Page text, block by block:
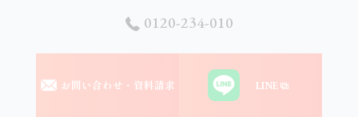
然素材と現代的なデザインのバランスが重要です。無垢
材のフローリングや珪藻土の壁など、木の温もりや質感
を活かしつつ、直線的でシンプルな造作や、ホワイトや
グレーなど落ち着いた色合いを組み合わせることで、上
0120-234-010
お問い合わせ・資料請求 LINE